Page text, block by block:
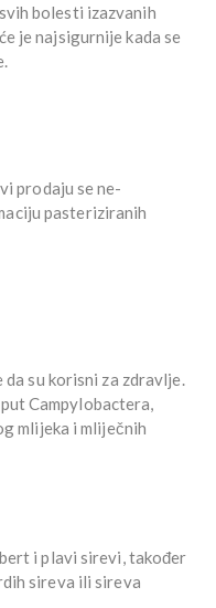
bolesti izazvanih
je najsigurnije kada se
prodaju se ne-
pasteriziranih
su korisni za zdravlje.
Campylobactera,
mlijeka i mliječnih
i plavi sirevi, također
sireva ili sireva